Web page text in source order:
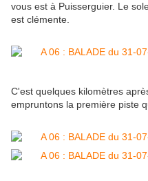
vous est à Puisserguier. Le
est clémente.
C'est quelques kilomètres
empruntons la première piste